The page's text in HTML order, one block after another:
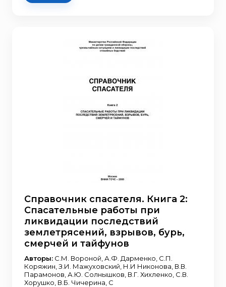
Справочник спасателя. Книга 2:
Спасательные работы при
ликвидации последствий
землетрясений, взрывов, бурь,
смерчей и тайфунов
Авторы: С.М. Вороной, А.Ф. Дарменко, С.П.
Коряжин, З.И. Мажуховский, Н.И Никонова, В.В.
Парамонов, А.Ю. Солнышков, В.Г. Хихленко, С.В.
Хорушко, В.Б. Чичерина, С